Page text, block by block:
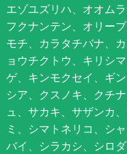
エゾユズリハ、オオム
フクナンテン、オリー
モチ、カラタチバナ、
ョウチクトウ、キリシ
ゲ、キンモクセイ、ギ
シア、クスノキ、クチ
ュ、サカキ、サザンカ
ミ、シマトネリコ、シ
バイ、シラカシ、シロ